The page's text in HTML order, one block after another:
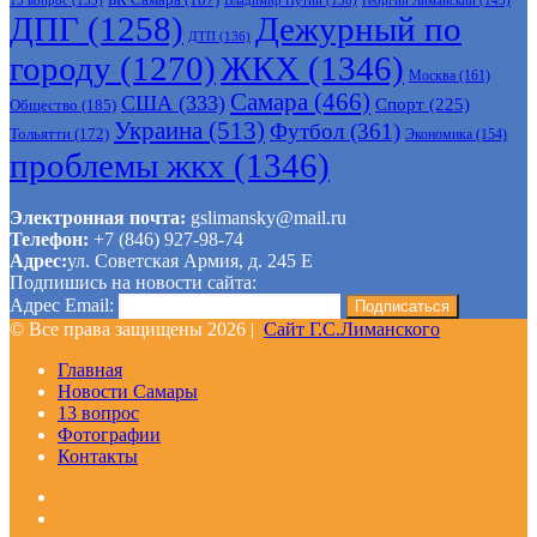
ДПГ (1258) ДТП (136) Дежурный по
городу (1270)ЖКХ (1346) Москва (161)
Общество (185) США (333) Самара (466) Спорт (225)
Тольятти (172) Украина (513) Футбол (361) Экономика (154)
проблемы жкх (1346)
Электронная почта: gslimansky@mail.ru
Телефон: +7 (846) 927-98-74
Адрес:ул. Советская Армия, д. 245 Е
Подпишись на новости сайта:
Адрес Email:
© Все права защищены 2026 | Сайт Г.С.Лиманского
Главная
Новости Самары
13 вопрос
Фотографии
Контакты